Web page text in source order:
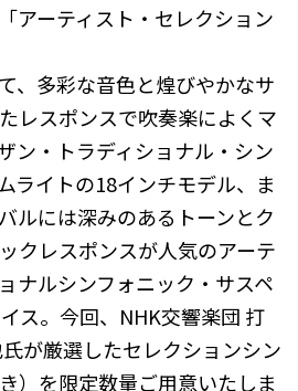
アーティスト・セレクション
、多彩な音色と煌びやかなサ
レスポンスで吹奏楽によくマ
ン・トラディショナル・シン
ライトの18インチモデル、ま
ルには深みのあるトーンとク
クレスポンスが人気のアーテ
ナルシンフォニック・サスペ
ス。今回、NHK交響楽団 打
が厳選したセレクションシン
）を限定数量ご用意いたしま